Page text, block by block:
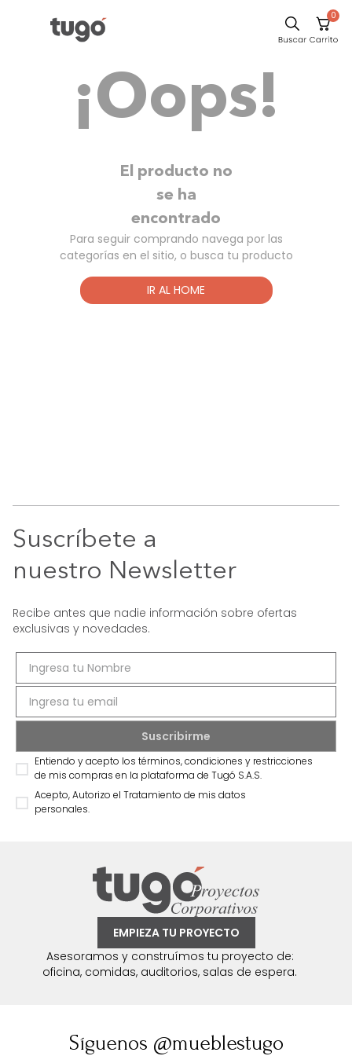
0
¡Oops!
El producto no
se ha
encontrado
Para seguir comprando navega por las
categorías en el sitio, o busca tu producto
IR AL HOME
Suscríbete a
nuestro Newsletter
Recibe antes que nadie información sobre ofertas
exclusivas y novedades.
Entiendo y acepto los términos, condiciones y restricciones
de mis compras en la plataforma de Tugó S.A.S.
Acepto, Autorizo el Tratamiento de mis datos
personales.
EMPIEZA TU PROYECTO
Asesoramos y construímos tu proyecto de:
oficina, comidas, auditorios, salas de espera.
Síguenos @mueblestugo
Comedor
Cama
Mesa Centro
Mesa Noche